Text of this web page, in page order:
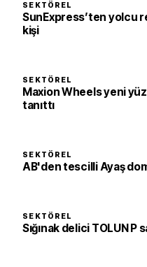
SEKTÖREL
SunExpress’ten yolcu
kişi
SEKTÖREL
Maxion Wheels yeni
tanıttı
SEKTÖREL
AB'den tescilli Ayaş
SEKTÖREL
Sığınak delici TOLUN